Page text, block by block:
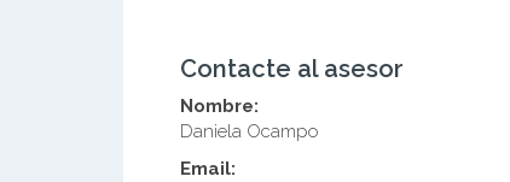
Contacte al asesor
Nombre:
Daniela Ocampo
Email: